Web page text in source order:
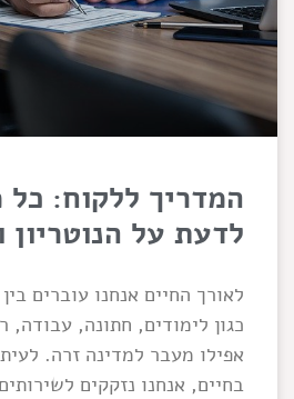
המדריך ללקוח:
לדעת על הנוטריון
לאורך החיים אנחנו עוברים
כגון לימודים, חתונה, עבודה,
אפילו מעבר למדינה זרה.
בחיים, אנחנו נזקקים לשירותים